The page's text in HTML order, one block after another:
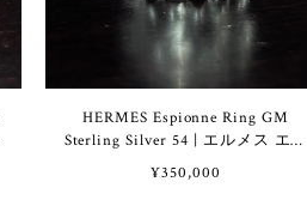
HERMES Espionne Ring GM
Sterling Silver 54 | エルメス エス
ピオンヌ リング GM スターリン
グ シルバー
¥350,000